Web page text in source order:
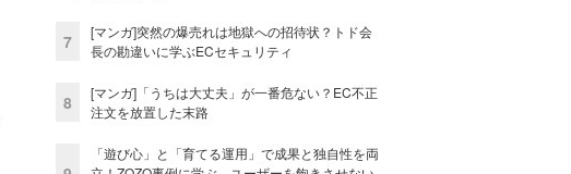
7
[マンガ]突然の爆売れは地獄への招待状？トド会
長の勘違いに学ぶECセキュリティ
8
[マンガ]「うちは大丈夫」が一番危ない？EC不正
注文を放置した末路
「遊び心」と「育てる運用」で成果と独自性を両